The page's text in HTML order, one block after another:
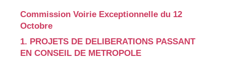
Commission Voirie Exceptionnelle du 12
Octobre
1. PROJETS DE DELIBERATIONS PASSANT
EN CONSEIL DE METROPOLE